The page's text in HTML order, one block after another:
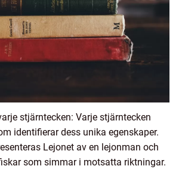
stjärntecken: Varje stjärntecken
identifierar dess unika egenskaper.
Lejonet av en lejonman och
som simmar i motsatta riktningar.